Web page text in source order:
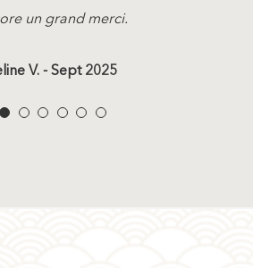
un grand merci.
V. - Sept 2025
tous les voiles que mes
de vie si profondément
flamme s’est rallumée, je
écrasante puis on
pour améliorer sa santé
moi même et vers la
d exception .
son ombre est plus fort que
enfin (re)vivre, lâcher-prise
envers elle et l’Univers
de vie.